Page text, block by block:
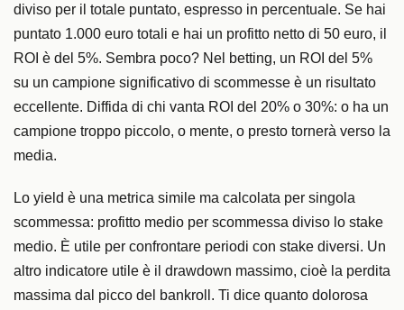
diviso per il totale puntato, espresso in percentuale. Se hai
puntato 1.000 euro totali e hai un profitto netto di 50 euro, il
ROI è del 5%. Sembra poco? Nel betting, un ROI del 5%
su un campione significativo di scommesse è un risultato
eccellente. Diffida di chi vanta ROI del 20% o 30%: o ha un
campione troppo piccolo, o mente, o presto tornerà verso la
media.
Lo yield è una metrica simile ma calcolata per singola
scommessa: profitto medio per scommessa diviso lo stake
medio. È utile per confrontare periodi con stake diversi. Un
altro indicatore utile è il drawdown massimo, cioè la perdita
massima dal picco del bankroll. Ti dice quanto dolorosa